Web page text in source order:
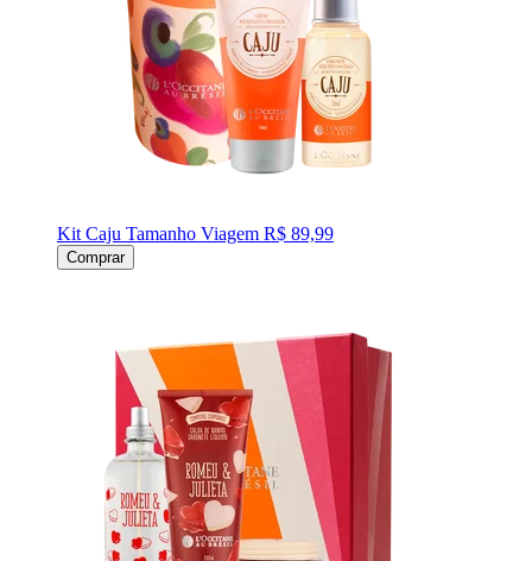
Kit Caju Tamanho Viagem R$ 89,99
Comprar